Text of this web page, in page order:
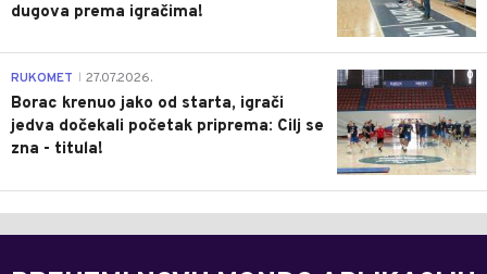
dugova prema igračima!
0
RUKOMET 27.07.2026.
Borac krenuo jako od starta, igrači
jedva dočekali početak priprema: Cilj se
zna - titula!